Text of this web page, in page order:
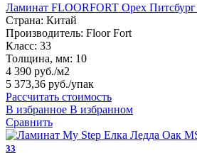
Ламинат FLOORFORT Орех
Страна: Китай
Производитель: Floor Fort
Класс: 33
Толщина, мм: 10
4 390 руб./м2
5 373,36 руб./упак
Рассчитать стоимость
В избранное В избранном
Сравнить
33